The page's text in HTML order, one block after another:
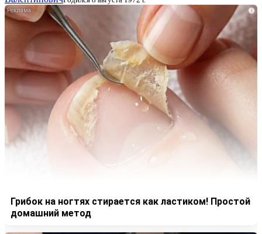
i
Грибок на ногтях стирается как ластиком! Простой
домашний метод